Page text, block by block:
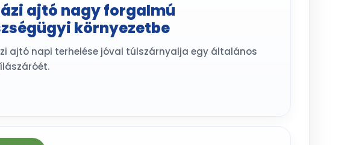
ajtó nagy forgalmú
környezetbe
ajtó napi terhelése jóval túlszárnyalja egy általános